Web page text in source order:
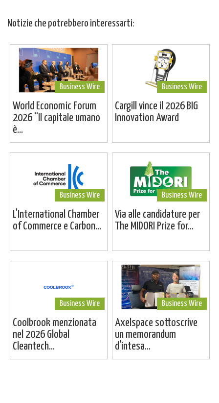
Notizie che potrebbero interessarti:
Business Wire
World Economic Forum
2026 “Il capitale umano
è...
Business Wire
Cargill vince il 2026 BIG
Innovation Award
Business Wire
L'International Chamber
of Commerce e Carbon...
Business Wire
Via alle candidature per
The MIDORI Prize for...
Business Wire
Coolbrook menzionata
nel 2026 Global
Cleantech...
Business Wire
Axelspace sottoscrive
un memorandum
d'intesa...